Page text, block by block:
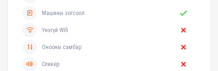
Машины зогсоол
Үнэгүй Wifi
Онооны самбар
Спикер